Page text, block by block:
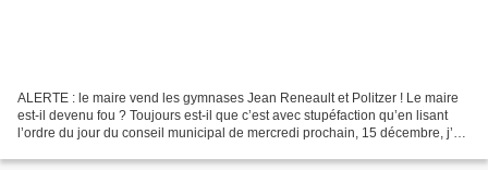
ALERTE : le maire vend les gymnases Jean Reneault et Politzer ! Le maire
est-il devenu fou ? Toujours est-il que c’est avec stupéfaction qu’en lisant
l’ordre du jour du conseil municipal de mercredi prochain, 15 décembre, j’ai